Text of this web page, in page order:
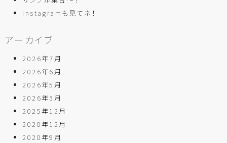
Instagramも見てネ！
アーカイブ
2026年7月
2026年6月
2026年5月
2026年3月
2025年12月
2020年12月
2020年9月